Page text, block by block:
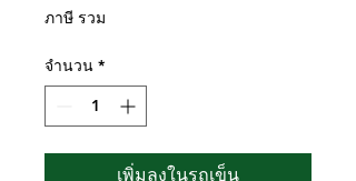
ภาษี รวม
จำนวน *
เพิ่มลงในรถเข็น